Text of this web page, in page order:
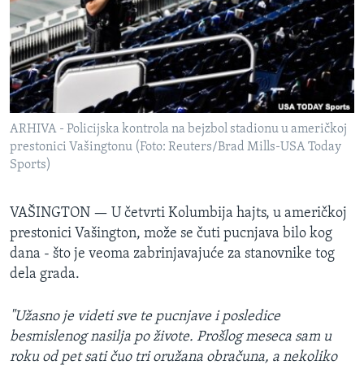
SPORT
INTERVJU
ARHIVA - Policijska kontrola na bejzbol stadionu u američkoj
prestonici Vašingtonu (Foto: Reuters/Brad Mills-USA Today
Sports)
VAŠINGTON — U četvrti Kolumbija hajts, u američkoj
prestonici Vašington, može se čuti pucnjava bilo kog
dana - što je veoma zabrinjavajuće za stanovnike tog
dela grada.
"Užasno je videti sve te pucnjave i posledice
besmislenog nasilja po živote. Prošlog meseca sam u
roku od pet sati čuo tri oružana obračuna, a nekoliko